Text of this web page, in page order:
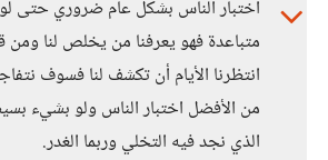
اختبار الناس بشكل عام ضروري حتى
متباعدة فهو يعرفنا من يخلص لنا ومن
انتظرنا الأيام أن تكشف لنا فسوف
من الأفضل اختبار الناس ولو بشيء
الذي نجد فيه التخلي وربما الغدر.